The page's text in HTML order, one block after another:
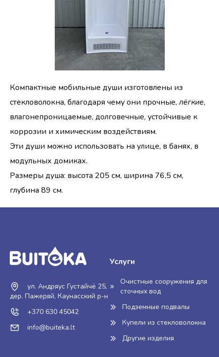
Компактные мобильные души изготовлены из
стекловолокна, благодаря чему они прочные, лёгкие,
влагонепроницаемые, долговечные, устойчивые к
коррозии и химическим воздействиям.
Эти души можно использовать на улице, в банях, в
модульных домиках.
Размеры душа: высота 205 см, ширина 76,5 см,
глубина 89 см.
ул. Андряус Густайчё 25,
дер. Пажеряй, Каунасский р-н
+370 630 45042
info@buiteka.lt
Услуги
Очистные сооружения для
сточных вод
Подземные подвалы
Купели из стекловолокна
Другие изделия